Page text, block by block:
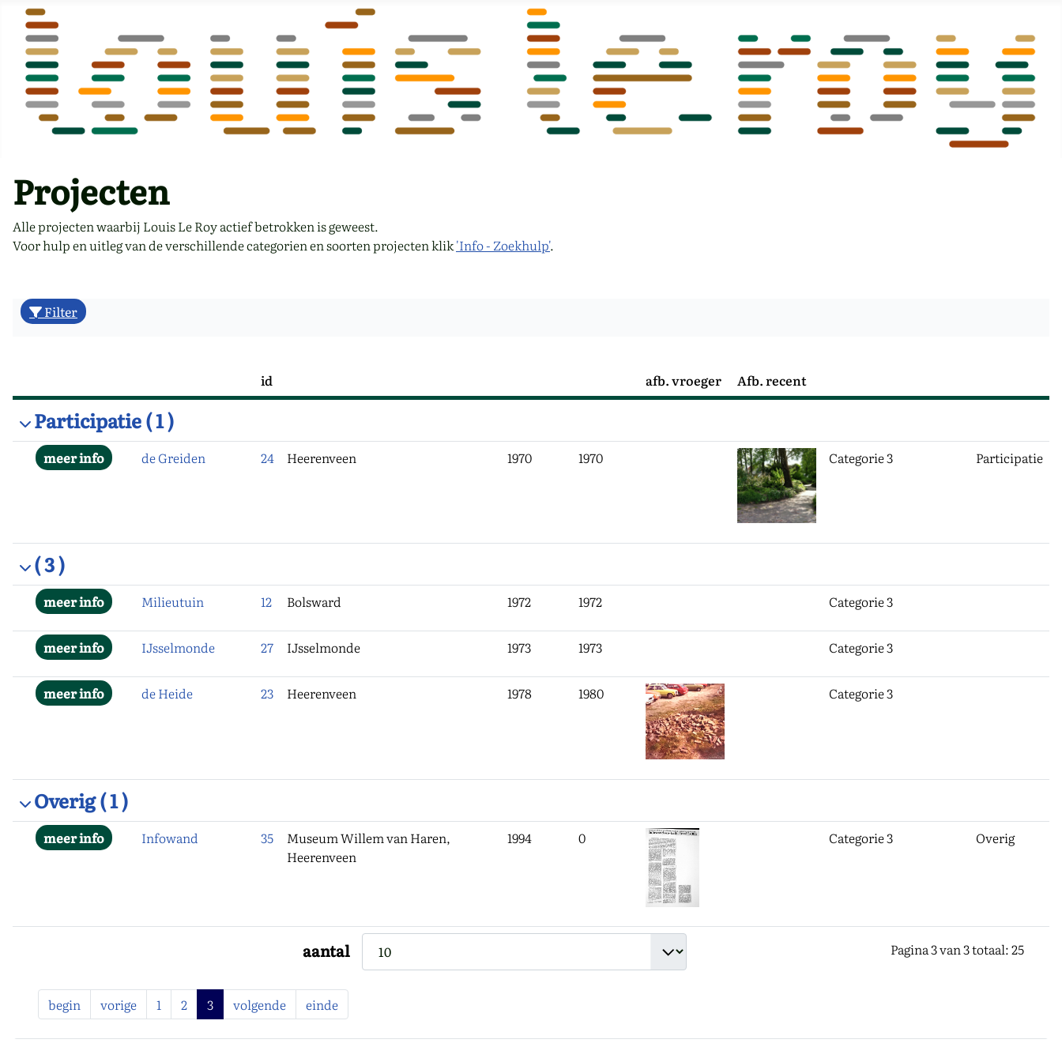
Projecten
Alle projecten waarbij Louis Le Roy actief betrokken is geweest.
Voor hulp en uitleg van de verschillende categorien en soorten projecten klik'Info - Zoekhulp'.
Filter
id afb. vroeger Afb. recent
aantal Pagina 3 van 3 totaal: 25
begin vorige 1 2 3 volgende einde
Participatie( 1 )
de Greiden 24 Heerenveen 1970 1970 Categorie 3 Participatie
( 3 )
Milieutuin 12 Bolsward 1972 1972 Categorie 3
IJsselmonde 27 IJsselmonde 1973 1973 Categorie 3
de Heide 23 Heerenveen 1978 1980 Categorie 3
Overig( 1 )
Infowand 35
Museum Willem van Haren,
Heerenveen
1994 0 Categorie 3 Overig